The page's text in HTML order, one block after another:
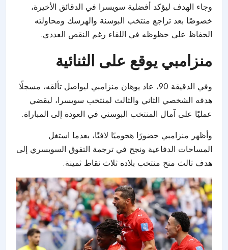
وجاء الهدف ليؤكد أفضلية سويسرا في الدقائق الأخيرة،
خصوصًا بعد تراجع منتخب البوسنة والهرسك ومحاولته
الحفاظ على حظوظه في اللقاء رغم النقص العددي.
منزامبي يوقع على الثنائية
وفي الدقيقة 90، عاد يوهان منزامبي ليواصل تألقه، مسجلًا
هدفه الشخصي الثاني والثالث لمنتخب سويسرا، ليقضي
عمليًا على آمال المنتخب البوسني في العودة إلى المباراة.
وأظهر منزامبي حضورًا هجوميًا لافتًا، بعدما استغل
المساحات الدفاعية ونجح في ترجمة التفوق السويسري إلى
هدف ثالث منح منتخب بلاده ثلاث نقاط ثمينة.